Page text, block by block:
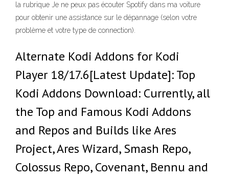
la rubrique Je ne peux pas écouter Spotify dans ma voiture
pour obtenir une assistance sur le dépannage (selon votre
problème et votre type de connection).
Alternate Kodi Addons for Kodi
Player 18/17.6[Latest Update]: Top
Kodi Addons Download: Currently, all
the Top and Famous Kodi Addons
and Repos and Builds like Ares
Project, Ares Wizard, Smash Repo,
Colossus Repo, Covenant, Bennu and